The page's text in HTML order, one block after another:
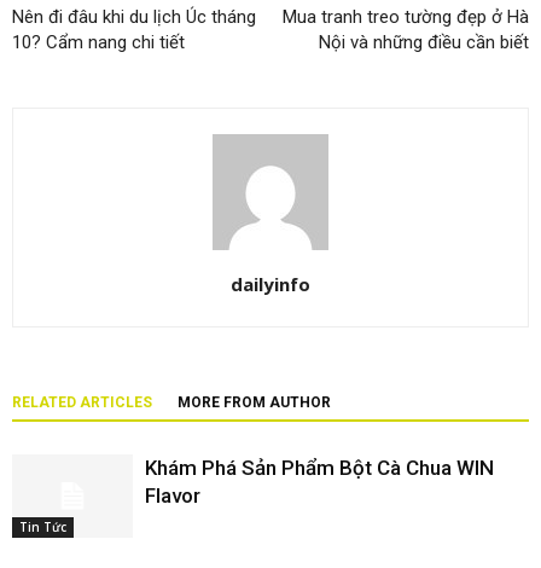
Nên đi đâu khi du lịch Úc tháng
10? Cẩm nang chi tiết
Mua tranh treo tường đẹp ở Hà
Nội và những điều cần biết
dailyinfo
RELATED ARTICLES MORE FROM AUTHOR
Tin Tức
Khám Phá Sản Phẩm Bột Cà Chua WIN
Flavor